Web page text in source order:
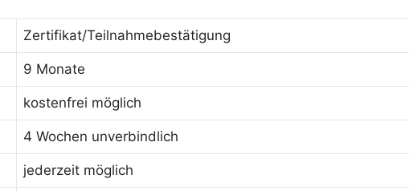
Zertifikat/Teilnahmebestätigung
9 Monate
kostenfrei möglich
4 Wochen unverbindlich
jederzeit möglich